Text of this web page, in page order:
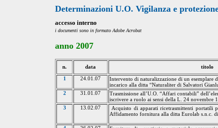
Determinazioni U.O. Vigilanza e
accesso interno
i documenti sono in formato Adobe Acrobat
anno 2007
n. data titolo
1 24.01.07
Intervento di naturalizzazione di un esemplare
incarico alla ditta “Naturaliter di Salvatori
2 31.01.07
Trasmissione all’U.O. “Affari contabili”
iscrivere a ruolo ai sensi della L. 24 novembre
3 13.02.07
Acquisto di apparati ricetrasmittenti portatili
Affidamento fornitura alla ditta Eurolab s.n.c.